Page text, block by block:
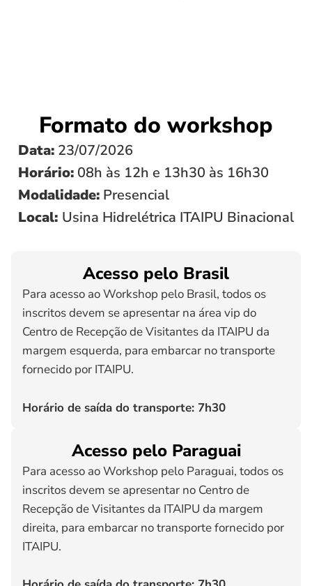
Formato do workshop
Data: 23/07/2026
Horário: 08h às 12h e 13h30 às 16h30
Modalidade: Presencial
Local: Usina Hidrelétrica ITAIPU Binacional
Acesso pelo Brasil
Para acesso ao Workshop pelo Brasil, todos os
inscritos devem se apresentar na área vip do
Centro de Recepção de Visitantes da ITAIPU da
margem esquerda, para embarcar no transporte
fornecido por ITAIPU.
Horário de saída do transporte: 7h30
Acesso pelo Paraguai
Para acesso ao Workshop pelo Paraguai, todos os
inscritos devem se apresentar no Centro de
Recepção de Visitantes da ITAIPU da margem
direita, para embarcar no transporte fornecido por
ITAIPU.